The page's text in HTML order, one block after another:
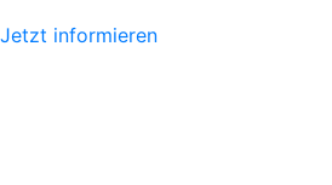
Jetzt informieren